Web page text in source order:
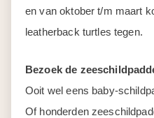
en van oktober t/m maart
leatherback turtles tegen.
Bezoek de
Ooit wel eens baby-
Of honderden